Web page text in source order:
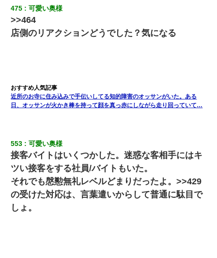
【衝撃】ある工場に配属すると、女の人がみんな退職してしま
う。会社「仕事がハードだし田舎で娯楽も少ないからキツイの
か…」→ 実際は違った
【クズ】昔、兄がお見合いして「ブスすぎｗｗｗ」と断った女性
が、兄の同級生と結婚。それを知った兄は荒れ狂い、｢嫁さん、俺
友人とふたりで山口に旅行した時の事。レンタカーを借りて山の
中の道を走っていたら、突然ガガッ！って音がして…
同じマンションに住んでる女性が鍵をわかりやすいところに隠し
ている事に気づいた俺「忍びこんでみよう！」→ 結果
13歳娘が元嫁のところから逃げてきた。どう扱ったらいいのかわ
からない
475 可愛い奥様
>>464
店側のリアクションどうでした？気になる
近所のお寺に住み込みで手伝いしてる知的障害のオッサンがいた。ある
日、オッサンが火かき棒を持って顔を真っ赤にしながら走り回っていて…
553 可愛い奥様
接客バイトはいくつかした。迷惑な客相手にはキ
ツい接客をする社員/バイトもいた。
それでも慇懃無礼レベルどまりだったよ。>>429
の受けた対応は、言葉遣いからして普通に駄目で
しょ。